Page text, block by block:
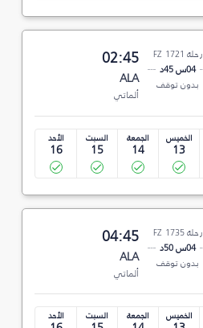
رحلة FZ 1721
04س 45د
بدون توقف
02:45
ALA
ألماتي
الخميس
13
الجمعة
14
السبت
15
الأحد
16
رحلة FZ 1735
04س 50د
بدون توقف
04:45
ALA
ألماتي
الخميس الجمعة السبت الأحد